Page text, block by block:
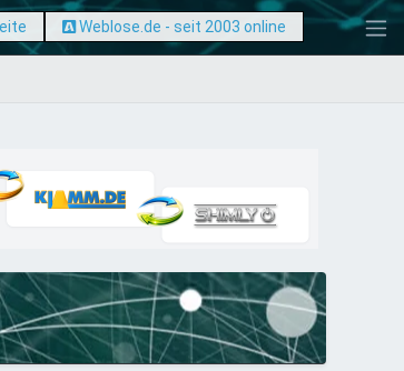
Weblose.de - seit 2003 online